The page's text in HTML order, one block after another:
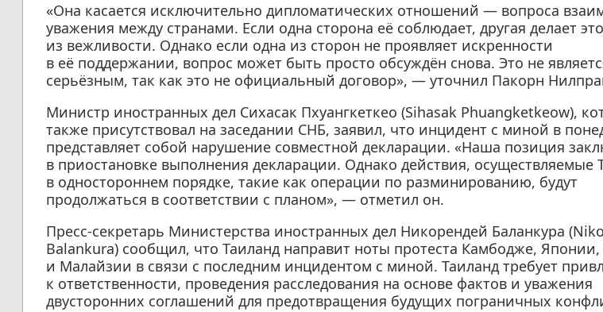
«Она касается исключительно дипломатических отношений — вопроса
уважения между странами. Если одна сторона её соблюдает, другая делает это
из вежливости. Однако если одна из сторон не проявляет искренности
в её поддержании, вопрос может быть просто обсуждён снова. Это не
серьёзным, так как это не официальный договор», — уточнил Пакорн
Министр иностранных дел Сихасак Пхуангкеткео (Sihasak Phuangketkeow),
также присутствовал на заседании СНБ, заявил, что инцидент с миной в
представляет собой нарушение совместной декларации. «Наша позиция
в приостановке выполнения декларации. Однако действия, осуществляемые
в одностороннем порядке, такие как операции по разминированию, будут
продолжаться в соответствии с планом», — отметил он.
Пресс-секретарь Министерства иностранных дел Никорендей Баланкура
Balankura) сообщил, что Таиланд направит ноты протеста Камбодже,
и Малайзии в связи с последним инцидентом с миной. Таиланд требует
к ответственности, проведения расследования на основе фактов и уважения
двусторонних соглашений для предотвращения будущих пограничных